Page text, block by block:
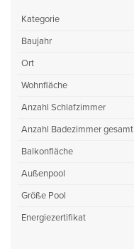
Kategorie
Baujahr
Ort
Wohnfläche
Anzahl Schlafzimmer
Anzahl Badezimmer gesamt
Balkonfläche
Außenpool
Größe Pool
Energiezertifikat